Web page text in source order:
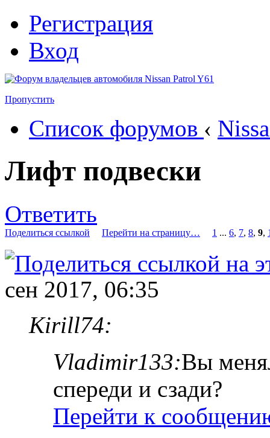
Регистрация
Вход
Пропустить
Список форумов ‹
Лифт подвески
Ответить
Поделиться ссылкой Перейти на страницу… 1 ... 6, 7, 8, 9,
сен 2017, 06:35
Kirill74:
Vladimir133:Вы
спереди и сзади?
Перейти к